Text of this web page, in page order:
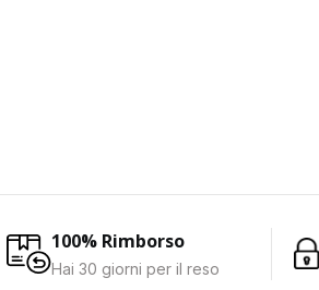
100% Rimborso
Hai 30 giorni per il reso